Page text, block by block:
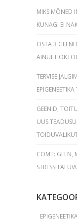
MIKS MÕNED
KUNAGI EI
OSTA 3
AINULT
TERVISE
EPIGENEETIKA
GEENID,
UUS
COMT: GEEN,